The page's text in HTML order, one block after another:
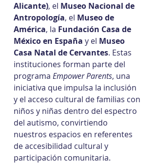
Alicante), el Museo Nacional de
Antropología, el Museo de
América, la Fundación Casa de
México en España y el Museo
Casa Natal de Cervantes. Estas
instituciones forman parte del
programa Empower Parents, una
iniciativa que impulsa la inclusión
y el acceso cultural de familias con
niños y niñas dentro del espectro
del autismo, convirtiendo
nuestros espacios en referentes
de accesibilidad cultural y
participación comunitaria.